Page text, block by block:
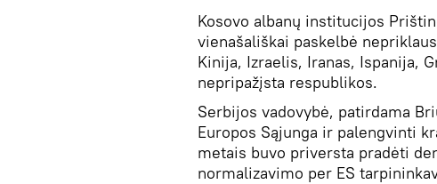
Kosovo albanų institucijos
vienašališkai paskelbė
Kinija, Izraelis, Iranas, Ispanija,
nepripažįsta respublikos.
Serbijos vadovybė, patirdama
Europos Sąjunga ir palengvinti
metais buvo priversta pradėti
normalizavimo per ES